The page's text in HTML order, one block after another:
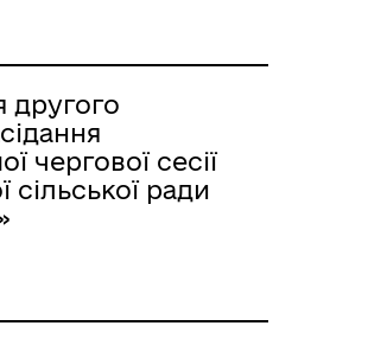
другого
чергової сесії
сільської ради